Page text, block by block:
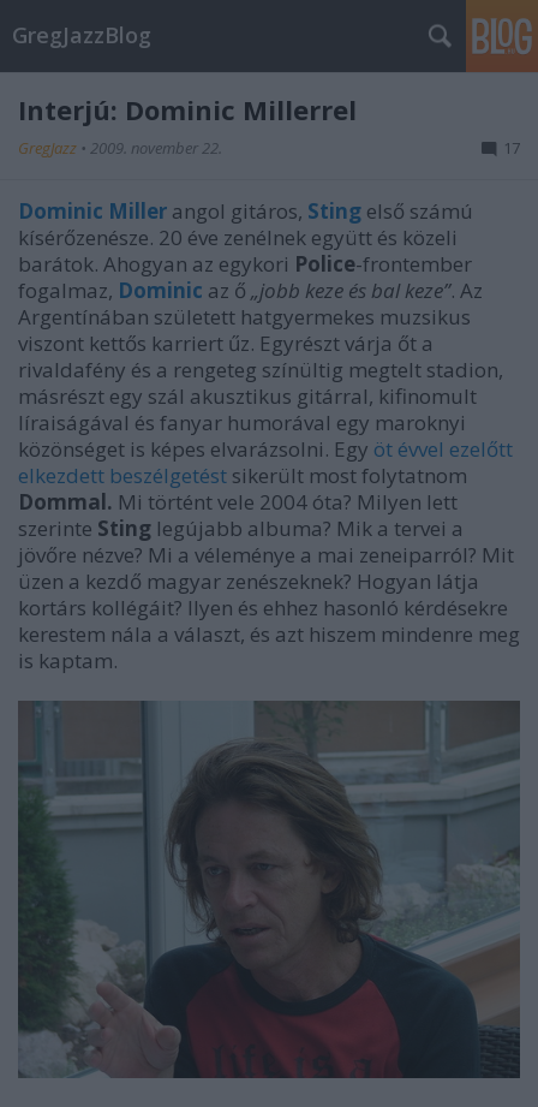
GregJazzBlog
Interjú: Dominic Millerrel
GregJazz • 2009. november 22. 17
Dominic Miller angol gitáros, Sting első számú
kísérőzenésze. 20 éve zenélnek együtt és közeli
barátok. Ahogyan az egykori Police-frontember
fogalmaz, Dominic az ő „jobb keze és bal keze”. Az
Argentínában született hatgyermekes muzsikus
viszont kettős karriert űz. Egyrészt várja őt a
rivaldafény és a rengeteg színültig megtelt stadion,
másrészt egy szál akusztikus gitárral, kifinomult
líraiságával és fanyar humorával egy maroknyi
közönséget is képes elvarázsolni. Egy öt évvel ezelőtt
elkezdett beszélgetést sikerült most folytatnom
Dommal. Mi történt vele 2004 óta? Milyen lett
szerinte Sting legújabb albuma? Mik a tervei a
jövőre nézve? Mi a véleménye a mai zeneiparról? Mit
üzen a kezdő magyar zenészeknek? Hogyan látja
kortárs kollégáit? Ilyen és ehhez hasonló kérdésekre
kerestem nála a választ, és azt hiszem mindenre meg
is kaptam.